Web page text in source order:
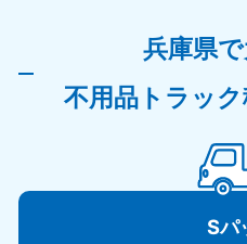
兵庫県で
不用品トラッ
Sパ